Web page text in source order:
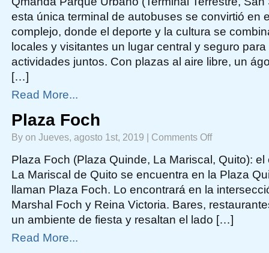
Parque
esta única terminal de autobuses se convirtió en
complejo, donde el deporte y la cultura se
locales y visitantes un lugar central y seguro
actividades juntos. Con plazas al aire libre, un
[…]
Read More...
Plaza Foch
By on Jueves, agosto 1st, 2019 | Comments Offon
Plaza Foch (Plaza Quinde, La Mariscal, Quito):
La Mariscal de Quito se encuentra en la Plaza
llaman Plaza Foch. Lo encontrará en la
Marshal Foch y Reina Victoria. Bares,
un ambiente de fiesta y resaltan el lado […]
Read More...